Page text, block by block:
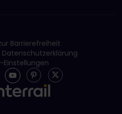
Barrierefreiheit
Einstellungen